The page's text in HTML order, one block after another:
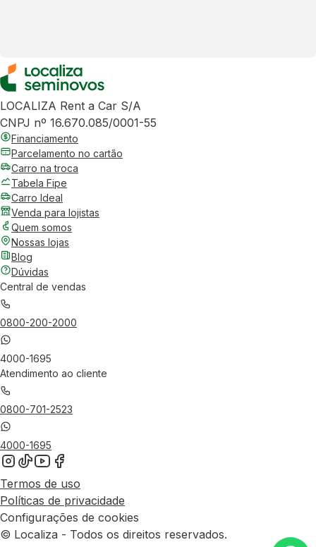
LOCALIZA Rent a Car S/A
CNPJ nº 16.670.085/0001-55
Financiamento
Parcelamento no cartão
Carro na troca
Tabela Fipe
Carro Ideal
Venda para lojistas
Quem somos
Nossas lojas
Blog
Dúvidas
Central de vendas
0800-200-2000
4000-1695
Atendimento ao cliente
0800-701-2523
4000-1695
Termos de uso
Políticas de privacidade
Configurações de cookies
© Localiza - Todos os direitos reservados.